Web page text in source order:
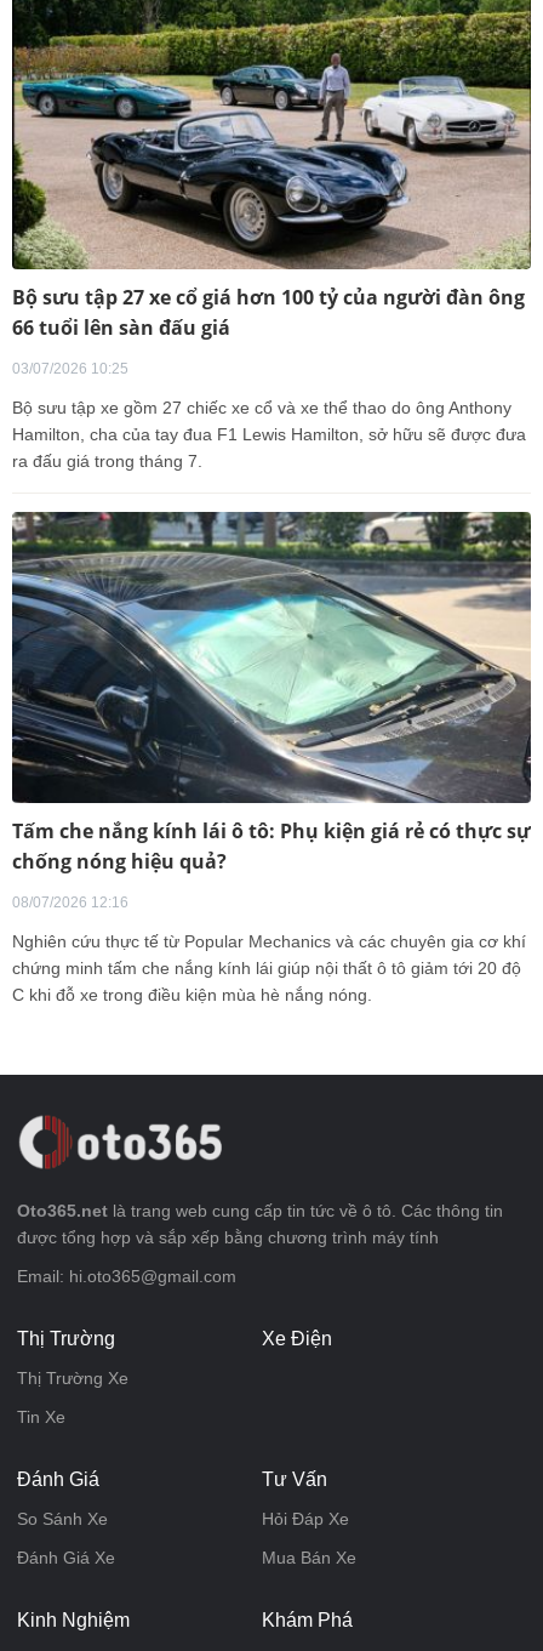
Bộ sưu tập 27 xe cổ giá hơn 100 tỷ của người đàn ông
66 tuổi lên sàn đấu giá
03/07/2026 10:25
Bộ sưu tập xe gồm 27 chiếc xe cổ và xe thể thao do ông Anthony
Hamilton, cha của tay đua F1 Lewis Hamilton, sở hữu sẽ được đưa
ra đấu giá trong tháng 7.
Tấm che nắng kính lái ô tô: Phụ kiện giá rẻ có thực sự
chống nóng hiệu quả?
08/07/2026 12:16
Nghiên cứu thực tế từ Popular Mechanics và các chuyên gia cơ khí
chứng minh tấm che nắng kính lái giúp nội thất ô tô giảm tới 20 độ
C khi đỗ xe trong điều kiện mùa hè nắng nóng.
Oto365.net là trang web cung cấp tin tức về ô tô. Các thông tin
được tổng hợp và sắp xếp bằng chương trình máy tính
Email: hi.oto365@gmail.com
Thị Trường
Thị Trường Xe
Tin Xe
Xe Điện
Đánh Giá
So Sánh Xe
Đánh Giá Xe
Tư Vấn
Hỏi Đáp Xe
Mua Bán Xe
Kinh Nghiệm Khám Phá